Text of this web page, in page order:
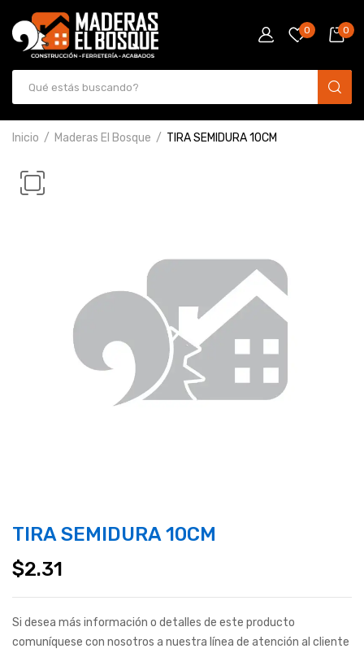
0 0
Inicio Maderas El Bosque TIRA SEMIDURA 10CM
TIRA SEMIDURA 10CM
$2.31
Si desea más información o detalles de este producto
comuníquese con nosotros a nuestra línea de atención al cliente